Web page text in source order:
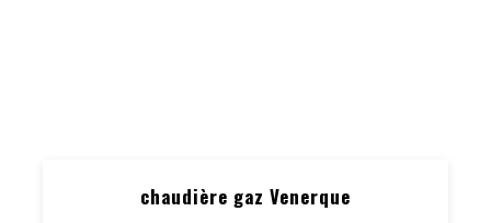
chaudière gaz Venerque